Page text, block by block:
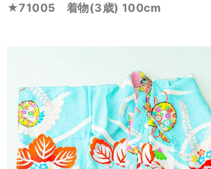
★71005 着物(3歳) 100cm